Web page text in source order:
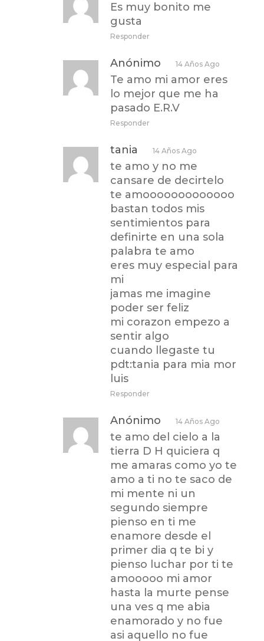
Es muy bonito me
gusta
Responder
Anónimo 14 Años Ago
Te amo mi amor eres
lo mejor que me ha
pasado E.R.V
Responder
tania 14 Años Ago
te amo y no me
cansare de decirtelo
te amooooooooooooo
bastan todos mis
sentimientos para
definirte en una sola
palabra te amo
eres muy especial para
mi
jamas me imagine
poder ser feliz
mi corazon empezo a
sentir algo
cuando llegaste tu
pdt:tania para mia mor
luis
Responder
Anónimo 14 Años Ago
te amo del cielo a la
tierra D H quiciera q
me amaras como yo te
amo a ti no te saco de
mi mente ni un
segundo siempre
pienso en ti me
enamore desde el
primer dia q te bi y
pienso luchar por ti te
amooooo mi amor
hasta la murte pense
una ves q me abia
enamorado y no fue
asi aquello no fue